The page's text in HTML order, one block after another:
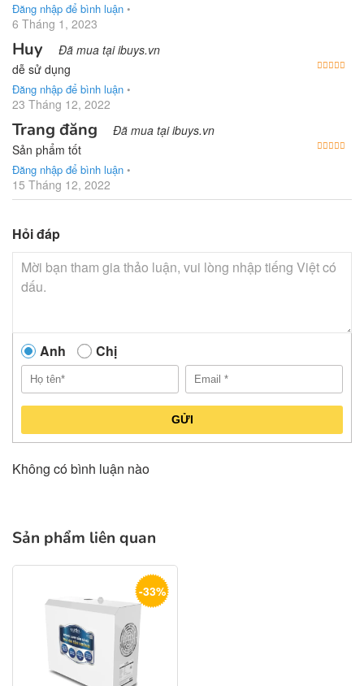
Đăng nhập để bình luận •
6 Tháng 1, 2023
Huy Đã mua tại ibuys.vn
dễ sử dụng
Đăng nhập để bình luận •
23 Tháng 12, 2022
Trang đăng Đã mua tại ibuys.vn
Sản phẩm tốt
Đăng nhập để bình luận •
15 Tháng 12, 2022
Hỏi đáp
Anh Chị
GỬI
Không có bình luận nào
Sản phẩm liên quan
-33%